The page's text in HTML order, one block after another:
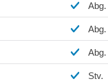
Abg.
Abg.
Abg.
Stv.